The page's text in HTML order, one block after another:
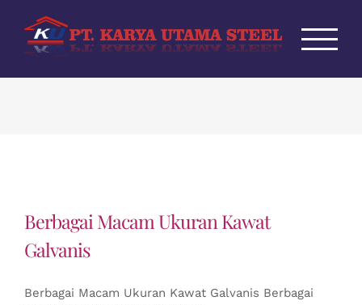
content
Berbagai Macam Ukuran Kawat
Galvanis
Berbagai Macam Ukuran Kawat Galvanis Berbagai